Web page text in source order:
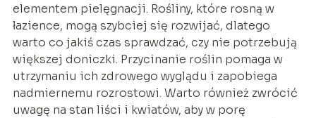
elementem pielęgnacji. Rośliny, które rosną w
łazience, mogą szybciej się rozwijać, dlatego
warto co jakiś czas sprawdzać, czy nie potrzebują
większej doniczki. Przycinanie roślin pomaga w
utrzymaniu ich zdrowego wyglądu i zapobiega
nadmiernemu rozrostowi. Warto również zwrócić
uwagę na stan liści i kwiatów, aby w porę